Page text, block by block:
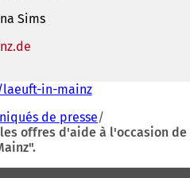
Sims
de
in-mainz(
'
o
v
de presse
offres d'aide à l'occasion de